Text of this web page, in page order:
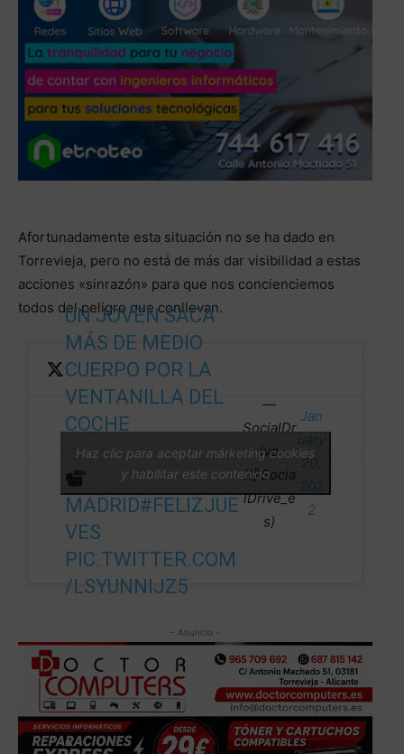
Afortunadamente esta situación no se ha dado en
Torrevieja, pero no está de más dar visibilidad a estas
acciones «sinrazón» para que nos concienciemos
todos del peligro que conllevan.
UN JOVEN SACA
MÁS DE MEDIO
CUERPO POR LA
VENTANILLA DEL
COCHE
MADRID#FELIZJUE
VES
PIC.TWITTER.COM
/LSYUNNIJZ5
—
SocialDr
ive
(@Socia
lDrive_e
s)
Jan
uary
20,
202
2
Haz clic para aceptar márketing cookies
y habilitar este contenido
- Anuncio -